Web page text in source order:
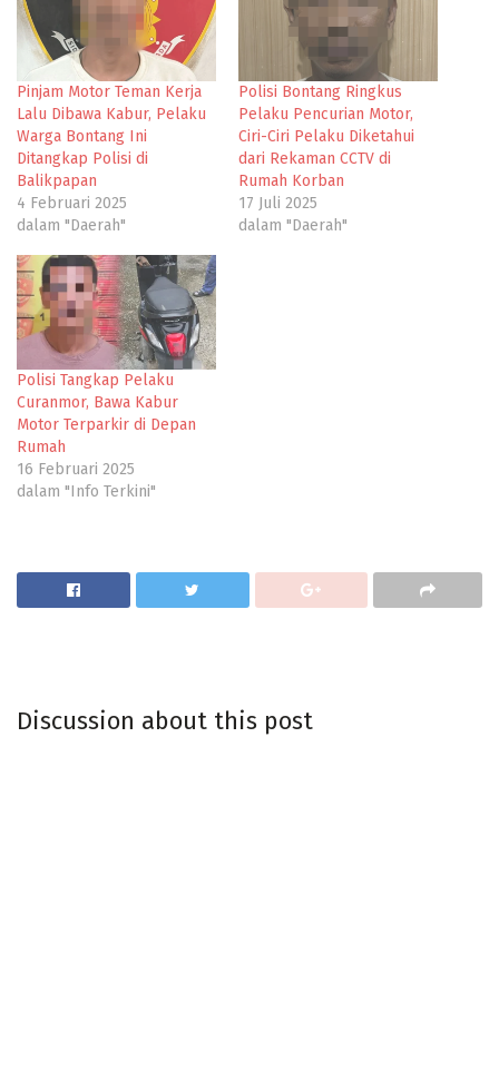
Pinjam Motor Teman Kerja
Lalu Dibawa Kabur, Pelaku
Warga Bontang Ini
Ditangkap Polisi di
Balikpapan
4 Februari 2025
dalam "Daerah"
Polisi Bontang Ringkus
Pelaku Pencurian Motor,
Ciri-Ciri Pelaku Diketahui
dari Rekaman CCTV di
Rumah Korban
17 Juli 2025
dalam "Daerah"
Polisi Tangkap Pelaku
Curanmor, Bawa Kabur
Motor Terparkir di Depan
Rumah
16 Februari 2025
dalam "Info Terkini"
Discussion about this post